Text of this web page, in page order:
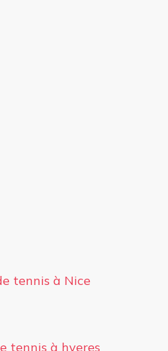
tennis à Nice
tennis à hyeres